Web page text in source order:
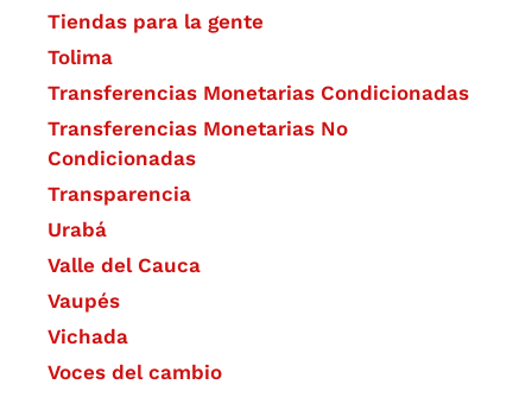
Tiendas para la gente
Tolima
Transferencias Monetarias Condicionadas
Transferencias Monetarias No
Condicionadas
Transparencia
Urabá
Valle del Cauca
Vaupés
Vichada
Voces del cambio